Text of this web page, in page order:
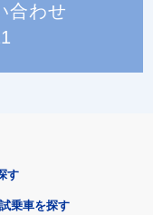
合わせ
す
乗車を探す